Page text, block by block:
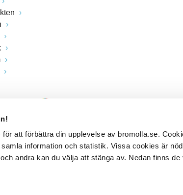
att förbättra din upplevelse av bromolla.se.
information och statistik. Vissa cookies är
andra kan du välja att stänga av. Nedan finns de